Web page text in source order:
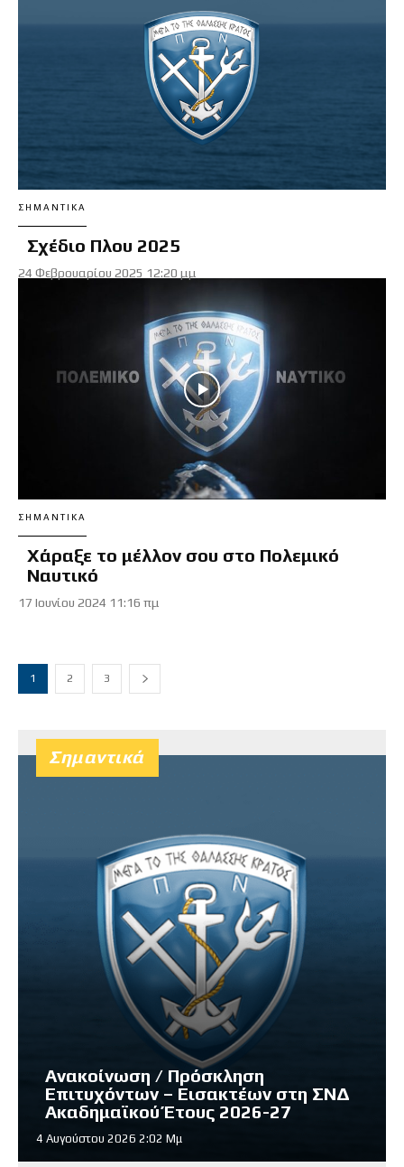
ΣΗΜΑΝΤΙΚΆ
Σχέδιο Πλου 2025
24 Φεβρουαρίου 2025 12:20 μμ
ΣΗΜΑΝΤΙΚΆ
Χάραξε το μέλλον σου στο Πολεμικό
Ναυτικό
17 Ιουνίου 2024 11:16 πμ
1 2 3
Σημαντικά
Ανακοίνωση / Πρόσκληση
Επιτυχόντων – Εισακτέων στη ΣΝΔ
Ακαδημαϊκού Έτους 2026-27
4 Αυγούστου 2026 2:02 Μμ